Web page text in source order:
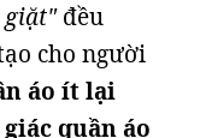
giặt"đều
cho người
áo ít lại
quần áo